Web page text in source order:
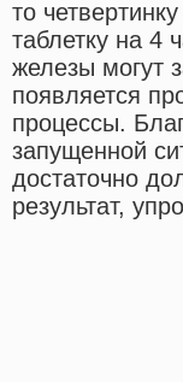
то
таблетку на 4
железы могут
появляется
процессы.
запущенной
достаточно
результат,